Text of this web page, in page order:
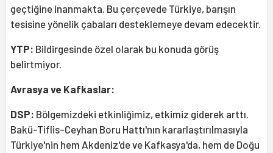
geçtiğine inanmakta. Bu çerçevede Türkiye, barışın
tesisine yönelik çabaları desteklemeye devam edecektir.
YTP: Bildirgesinde özel olarak bu konuda görüş
belirtmiyor.
Avrasya ve Kafkaslar:
DSP: Bölgemizdeki etkinliğimiz, etkimiz giderek arttı.
Bakü-Tiflis-Ceyhan Boru Hattı'nın kararlaştırılmasıyla
Türkiye'nin hem Akdeniz'de ve Kafkasya'da, hem de Doğu